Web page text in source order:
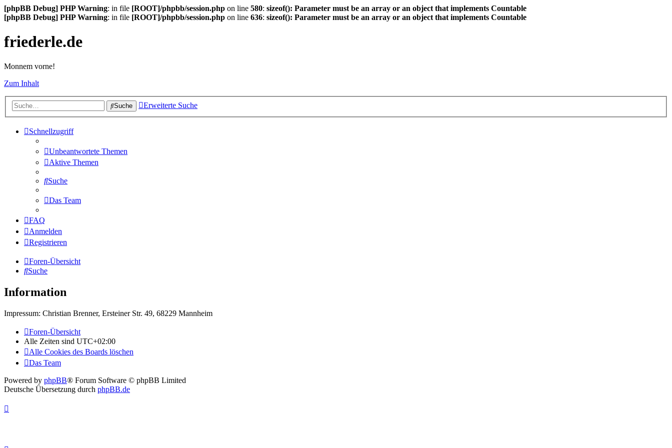
[phpBB Debug] PHP Warning: in file [ROOT]/phpbb/session.php on line 580: sizeof(): Parameter must be an array or an object that implements Countable
[phpBB Debug] PHP Warning: in file [ROOT]/phpbb/session.php on line 636: sizeof(): Parameter must be an array or an object that implements Countable
friederle.de
Monnem vorne!
Zum Inhalt
Suche Erweiterte Suche
Schnellzugriff
Unbeantwortete Themen
Aktive Themen
Suche
Das Team
FAQ
Anmelden
Registrieren
Foren-Übersicht
Suche
Information
Impressum: Christian Brenner, Ersteiner Str. 49, 68229 Mannheim
Foren-Übersicht
Alle Zeiten sind UTC+02:00
Alle Cookies des Boards löschen
Das Team
Powered by phpBB® Forum Software © phpBB Limited
Deutsche Übersetzung durch phpBB.de